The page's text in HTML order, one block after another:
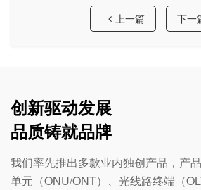
上一篇 下一
创新驱动发展
品质铸就品牌
我们率先推出多款业内独创产品，产
单元（ONU/ONT）、光线路终端（